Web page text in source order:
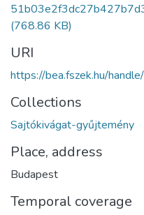
(768.86 KB)
URI
https://bea.fszek.hu/
Collections
Sajtókivágat-gyűjtemény
Place, address
Budapest
Temporal coverage